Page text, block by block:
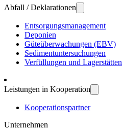
Abfall / Deklarationen
Entsorgungs­manage­ment
Deponien
Güte­über­wachungen (EBV)
Sedi­ment­unter­suchungen
Verfül­lungen und Lager­stätten
Leistungen in Kooperation
Kooperations­partner
Unternehmen